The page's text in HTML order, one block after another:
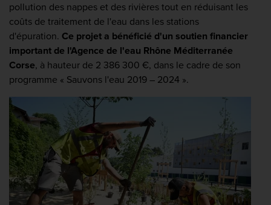
pollution des nappes et des rivières tout en réduisant les
coûts de traitement de l'eau dans les stations
d'épuration. Ce projet a bénéficié d'un soutien financier
important de l'Agence de l'eau Rhône Méditerranée
Corse, à hauteur de 2 386 300 €, dans le cadre de son
programme « Sauvons l'eau 2019 – 2024 ».